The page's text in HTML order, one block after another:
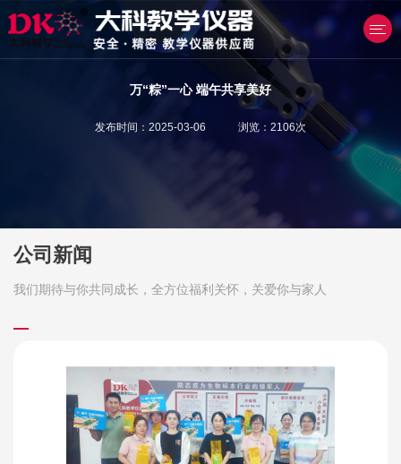
产品中心
万“粽”一心 端午共享美好
发布时间：2025-03-06 浏览：2106次
公司新闻
我们期待与你共同成长，全方位福利关怀，关爱你与家人